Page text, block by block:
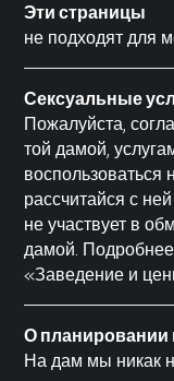
Эти страницы
не подходят для
Сексуальные
Пожалуйста,
той дамой,
воспользоваться
рассчитайся с
не участвует в
дамой.
«Заведение и
О
На дам мы никак